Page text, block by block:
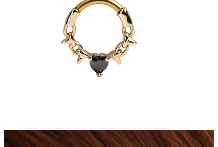
Kup 4, zaplať za 3
Nakupujte podle typu